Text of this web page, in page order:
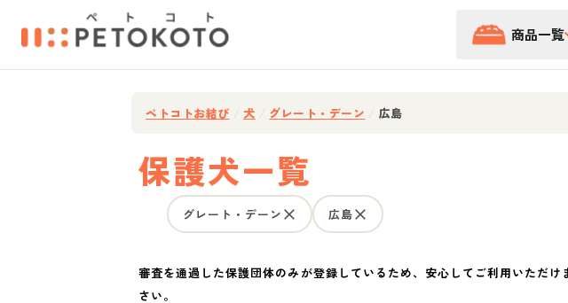
商品一覧
ペトコトお結び 犬 グレート・デーン 広島
保護犬一覧
グレート・デーン 広島
審査を通過した保護団体のみが登録しているため、安心してご利用いただ
さい。